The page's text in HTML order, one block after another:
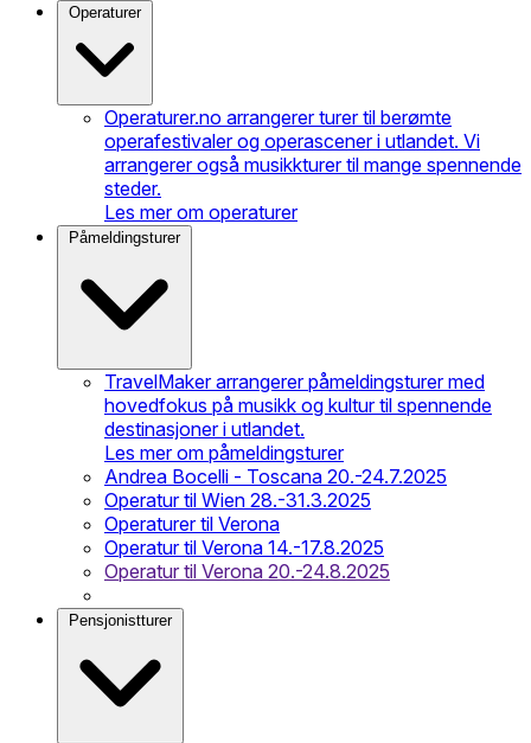
Operaturer
Operaturer.no arrangerer turer til berømte
operafestivaler og operascener i utlandet. Vi
arrangerer også musikkturer til mange spennende
steder.
Les mer om operaturer
Påmeldingsturer
TravelMaker arrangerer påmeldingsturer med
hovedfokus på musikk og kultur til spennende
destinasjoner i utlandet.
Les mer om påmeldingsturer
Andrea Bocelli - Toscana 20.-24.7.2025
Operatur til Wien 28.-31.3.2025
Operaturer til Verona
Operatur til Verona 14.-17.8.2025
Operatur til Verona 20.-24.8.2025
Pensjonistturer